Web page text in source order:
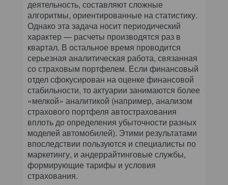
деятельность, составляют сложные
алгоритмы, ориентированные на статистику.
Однако эта задача носит периодический
характер — расчеты производятся раз в
квартал. В остальное время проводится
серьезная аналитическая работа, связанная
со страховым портфелем. Если финансовый
отдел сфокусирован на оценке финансовой
стабильности, то актуарии занимаются более
«мелкой» аналитикой (например, анализом
страхового портфеля автострахования
вплоть до определения убыточности разных
моделей автомобилей). Этими результатами
впоследствии пользуются и специалисты по
маркетингу, и андеррайтинговые службы,
формирующие тарифы и условия
страхования.